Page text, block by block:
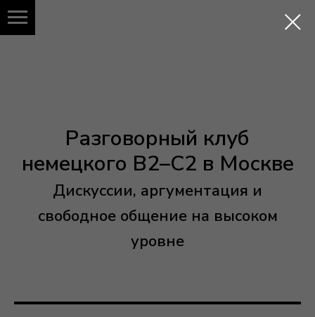
Разговорный клуб
немецкого B2–C2 в Москве
Дискуссии, аргументация и
свободное общение на высоком
уровне